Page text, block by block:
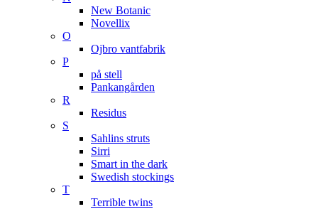
New Botanic
Novellix
O
Ojbro vantfabrik
P
på stell
Pankangården
R
Residus
S
Sahlins struts
Sirri
Smart in the dark
Swedish stockings
T
Terrible twins